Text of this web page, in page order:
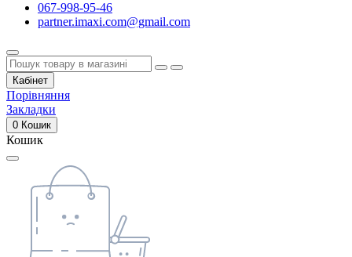
067-998-95-46
partner.imaxi.com@gmail.com
Кабінет
Порівняння
Закладки
0 Кошик
Кошик